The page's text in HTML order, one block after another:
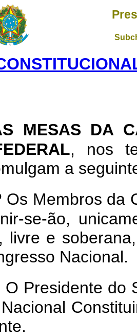
MESAS DA
, nos
a
Os Membros da
se-ão,
livre e
Nacional.
O Presidente do